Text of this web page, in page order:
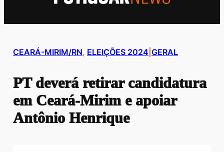
CEARÁ-MIRIM/RN, ELEIÇÕES 2024 GERAL
PT deverá retirar candidatura
em Ceará-Mirim e apoiar
Antônio Henrique